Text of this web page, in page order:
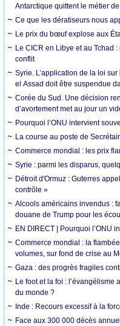
Antarctique quittent le métier
Ce que les dératiseurs nous
Le prix du bœuf explose aux
Le CICR en Libye et au Tchad
conflit
Syrie. L’application de la loi
el Assad doit être suspendue
Corée du Sud. Une décision
d’avortement met au jour un
Pourquoi l’ONU intervient
La course au poste de
Commerce mondial : les prix
Syrie : parmi les disparus,
Détroit d'Ormuz : Guterres
contrôle »
Alcools américains invendus :
douane de Trump pour les
EN DIRECT | Pourquoi l’ONU
Commerce mondial : la
volumes, sur fond de crise au
Gaza : des progrès fragiles
Le foot et la foi :
du monde ?
Inde : Recours excessif à la
Face aux 300 000 décès